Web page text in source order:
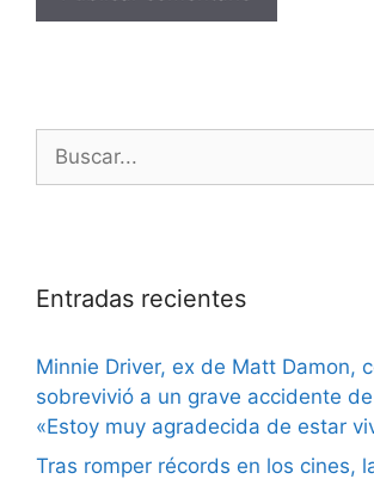
Entradas recientes
Minnie Driver, ex de Matt Damon,
sobrevivió a un grave accidente
«Estoy muy agradecida de estar
Tras romper récords en los cines,